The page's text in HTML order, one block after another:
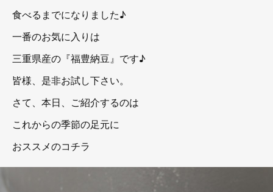
食べるまでになりました♪
一番のお気に入りは
三重県産の『福豊納豆』です♪
皆様、是非お試し下さい。
さて、本日、ご紹介するのは
これからの季節の足元に
おススメのコチラ